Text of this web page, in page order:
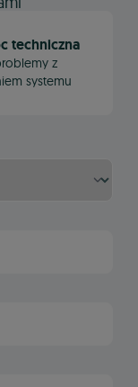
techniczna
z
systemu